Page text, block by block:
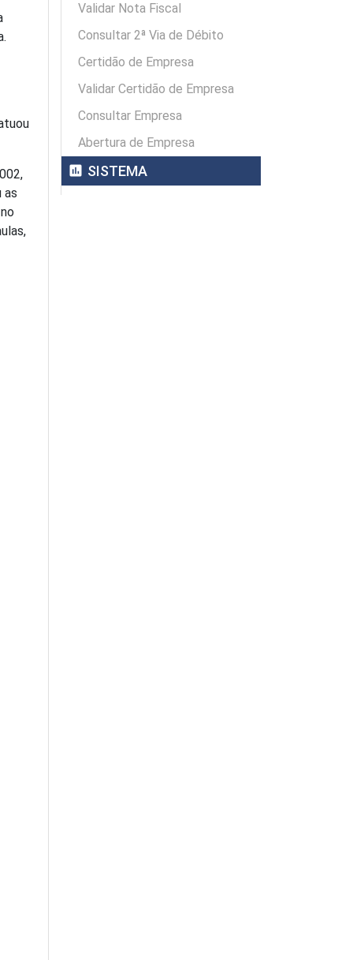
as
Validar Nota Fiscal
Consultar 2ª Via de Débito
Certidão de Empresa
Validar Certidão de Empresa
Consultar Empresa
Abertura de Empresa
assessment SISTEMA